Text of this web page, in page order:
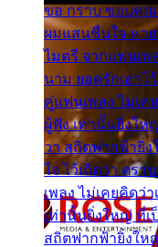
ขอ กราบ ขอบคุณ
ผมแสนชื่นใจ หาย
ไมตรี จากแฟนเ
นาม ยอดรักเอาไ
คู่แฟนเพลง ไม่เค
ผู้ฟัง เท่านั้นยิ่งให
วา สถิตฟากฟ้ายิ่
ใจ ไว้เถิดว่า ตร
เพลง ไม่เคยคิดว่
เท่านั้นยิ่งใหญ่ ที่เ
สถิตฟากฟ้ายิ่งให